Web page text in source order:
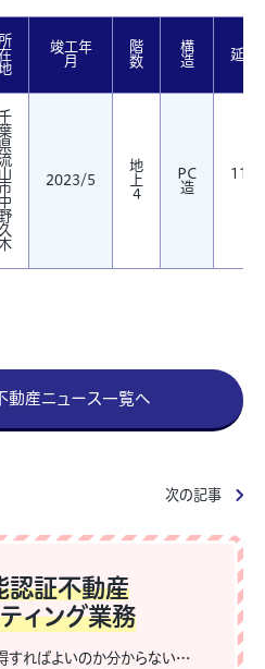
竣工年
月
階
数
構
造 延床
県
山
中
野
久
2023/5
地
上
4
PC
造
動産ニュース一覧へ
次の記事
認証不動産
ィング業務
すればよいのか分からない…